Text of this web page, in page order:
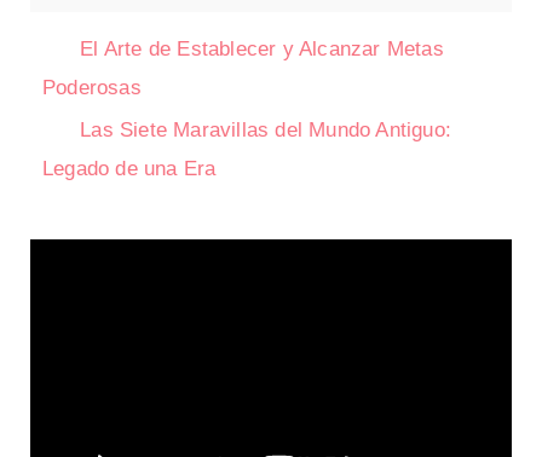
El Arte de Establecer y Alcanzar Metas
Poderosas
Las Siete Maravillas del Mundo Antiguo:
Legado de una Era